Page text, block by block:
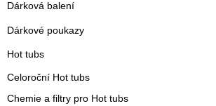
Dárková balení
Dárkové poukazy
Hot tubs
Celoroční Hot tubs
Chemie a filtry pro Hot tubs